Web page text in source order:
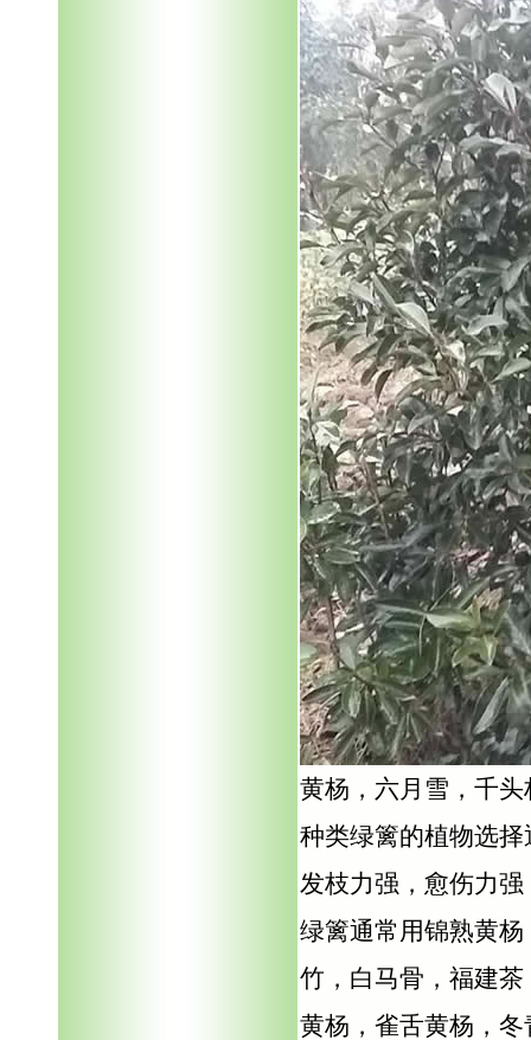
黄杨，六月雪，千
种类绿篱的植物选
发枝力强，愈伤力
绿篱通常用锦熟黄
竹，白马骨，福建
黄杨，雀舌黄杨，